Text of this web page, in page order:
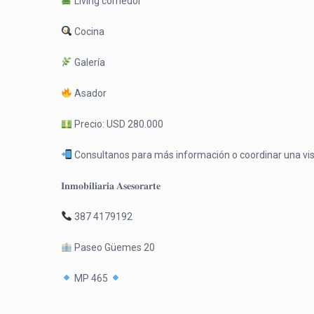
Cocina
Galería
Asador
Precio: USD 280.000
Consultanos para más información o coordinar una
𝐈𝐧𝐦𝐨𝐛𝐢𝐥𝐢𝐚𝐫𝐢𝐚 𝐀𝐬𝐞𝐬𝐨𝐫𝐚𝐫𝐭𝐞
387 4179192
Paseo Güemes 20
MP 465